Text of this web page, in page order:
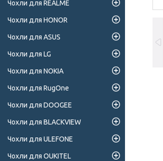
Чохли для REALME
Чохли для HONOR
Чохли для ASUS
Чохли для LG
Чохли для NOKIA
Чохли для RugOne
Чохли для DOOGEE
Чохли для BLACKVIEW
Чохли для ULEFONE
Чохли для OUKITEL